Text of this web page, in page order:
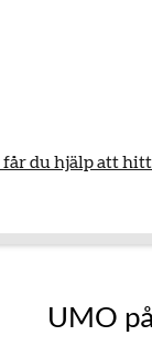
du hjälp att
UMO